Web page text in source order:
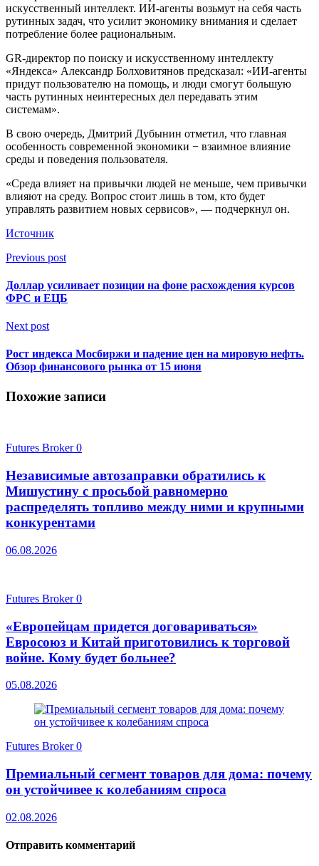
искусственный интеллект. ИИ-агенты возьмут на себя часть
рутинных задач, что усилит экономику внимания и сделает
потребление более рациональным.
GR-директор по поиску и искусственному интеллекту
«Яндекса» Александр Болховитянов предсказал: «ИИ-агенты
придут пользователю на помощь, и люди смогут большую
часть рутинных неинтересных дел передавать этим
системам».
В свою очередь, Дмитрий Дубынин отметил, что главная
особенность современной экономики − взаимное влияние
среды и поведения пользователя.
«Среда влияет на привычки людей не меньше, чем привычки
влияют на среду. Вопрос стоит лишь в том, кто будет
управлять развитием новых сервисов», — подчеркнул он.
Источник
Previous post
Доллар усиливает позиции на фоне расхождения курсов
ФРС и ЕЦБ
Next post
Рост индекса Мосбиржи и падение цен на мировую нефть.
Обзор финансового рынка от 15 июня
Похожие записи
Futures Broker0
Независимые автозаправки обратились к
Мишустину с просьбой равномерно
распределять топливо между ними и крупными
конкурентами
06.08.2026
Futures Broker0
«Европейцам придется договариваться»
Евросоюз и Китай приготовились к торговой
войне. Кому будет больнее?
05.08.2026
Futures Broker0
Премиальный сегмент товаров для дома: почему
он устойчивее к колебаниям спроса
02.08.2026
Отправить комментарий